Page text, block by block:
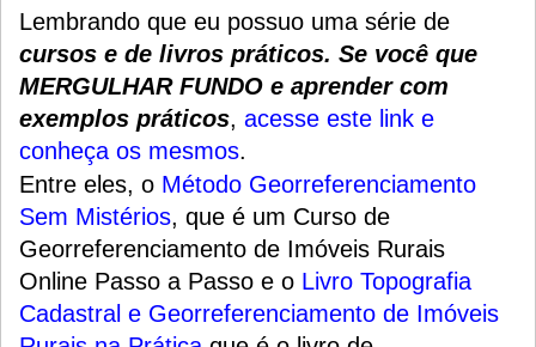
Lembrando que eu possuo uma série de
cursos e de livros práticos. Se você que
MERGULHAR FUNDO e aprender com
exemplos práticos, acesse este link e
conheça os mesmos.
Entre eles, o Método Georreferenciamento
Sem Mistérios, que é um Curso de
Georreferenciamento de Imóveis Rurais
Online Passo a Passo e o Livro Topografia
Cadastral e Georreferenciamento de Imóveis